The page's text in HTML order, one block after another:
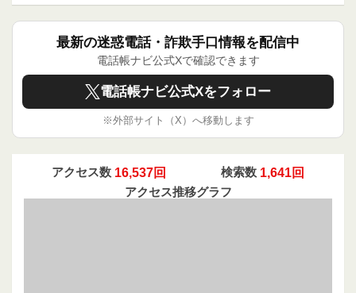
総合評価とユーザーへのメッセージ
この番号からの電話は信頼できる発信元とは言い
難く、応答には注意を推奨いたします。光回線の
営業を装った勧誘や個人情報収集の可能性が高い
し、不審な点があれば応答を控え、必要に応じて
着信拒否設定を検討してください。
下にスクロールすると実際に電話に応答された方
や情報共有が、同じような被害を防ぐ大きな力に
なります。ぜひクチコミ投稿で声を届けてくださ
い。あなたの1回のアクションが誰かを守ること
最新の迷惑電話・詐欺手口情報を配信中
電話帳ナビ公式Xで確認できます
電話帳ナビ公式Xをフォロー
※外部サイト（X）へ移動します
アクセス数 16,537回 検索数 1,641回
アクセス推移グラフ